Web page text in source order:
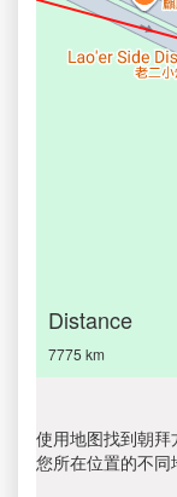
Distance
7775 km
使用地图找到朝
您所在位置的不同